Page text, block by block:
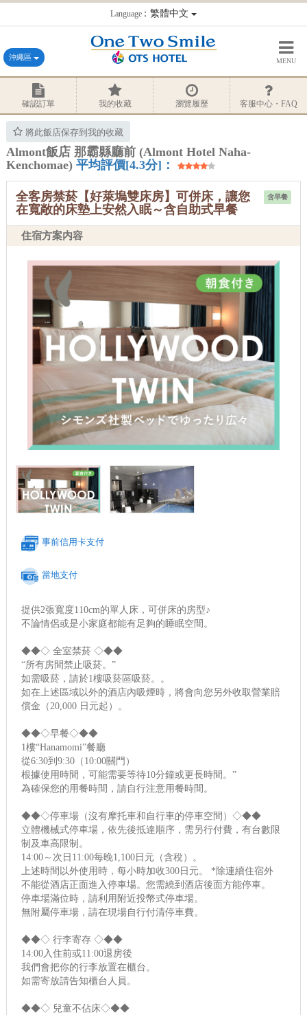
Language：繁體中文
沖繩區 MENU
確認訂單 我的收藏 瀏覽履歷 客服中心・FAQ
將此飯店保存到我的收藏
Almont飯店 那霸縣廳前 (Almont Hotel Naha-
Kenchomae) 平均評價[4.3分]：
含早餐
全客房禁菸【好萊塢雙床房】可併床，讓您
在寬敞的床墊上安然入眠～含自助式早餐
住宿方案内容
事前信用卡支付
當地支付
提供2張寬度110cm的單人床，可併床的房型♪
不論情侶或是小家庭都能有足夠的睡眠空間。
◆◆◇ 全室禁菸 ◇◆◆
“所有房間禁止吸菸。”
如需吸菸，請於1樓吸菸區吸菸。。
如在上述區域以外的酒店內吸煙時，將會向您另外收取營業賠
償金（20,000 日元起）。
◆◆◇早餐◇◆◆
1樓“Hanamomi”餐廳
從6:30到9:30（10:00關門）
根據使用時間，可能需要等待10分鐘或更長時間。”
為確保您的用餐時間，請自行注意用餐時間。
◆◆◇停車場（沒有摩托車和自行車的停車空間）◇◆◆
立體機械式停車場，依先後抵達順序，需另行付費，有台數限
制及車高限制。
14:00～次日11:00每晚1,100日元（含稅）。
上述時間以外使用時，每小時加收300日元。 *除連續住宿外
不能從酒店正面進入停車場。您需繞到酒店後面方能停車。
停車場滿位時，請利用附近投幣式停車場。
無附屬停車場，請在現場自行付清停車費。
◆◆◇ 行李寄存 ◇◆◆
14:00入住前或11:00退房後
我們會把你的行李放置在櫃台。
如需寄放請告知櫃台人員。
◆◆◇ 兒童不佔床◇◆◆